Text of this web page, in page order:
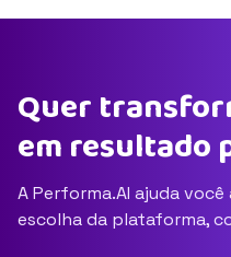
Quer
em resultado
A Performa.AI ajuda
escolha da plataforma,